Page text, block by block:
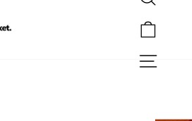
Rechercher
Navigation